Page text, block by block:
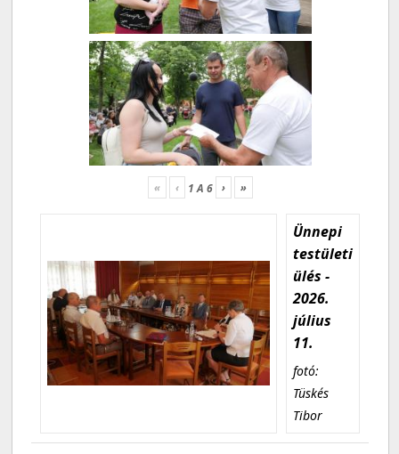
« ‹ 1A 6 › »
Ünnepi
testületi
ülés -
2026.
július
11.
fotó:
Tüskés
Tibor